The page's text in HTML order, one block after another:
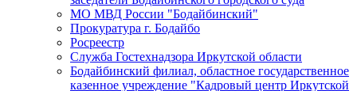
МО МВД России "Бодайбинский"
Прокуратура г. Бодайбо
Росреестр
Служба Гостехнадзора Иркутской области
Бодайбинский филиал, областное государственное
казенное учреждение "Кадровый центр Иркутской